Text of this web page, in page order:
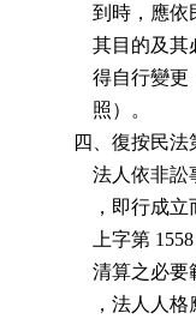
到時
其目
得自行
              照）。
四、復按
法人
，即
上字
清算
，法人